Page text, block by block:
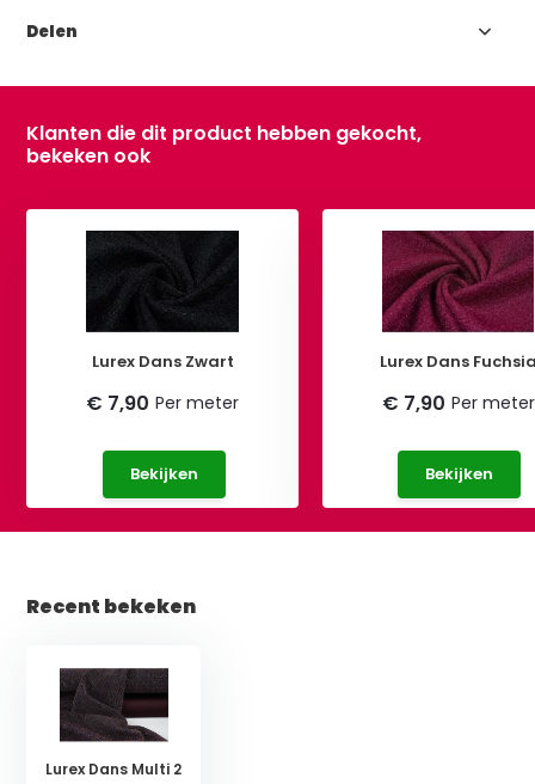
Delen
Klanten die dit product hebben gekocht,
bekeken ook
Lurex Dans Zwart
€ 7,90 Per meter
Bekijken
Lurex Dans
€ 7,90 Per meter
Bekijken
Recent bekeken
Lurex Dans Multi 2